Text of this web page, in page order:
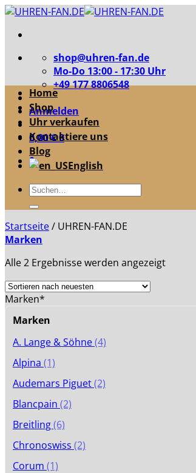
Zum
springen
shop@uhren-fan.de
Mo-Do 13:00 - 17:30 Uhr
+49 177 8806548
Anmelden
0,00€0
0
Home
Shop
Uhr verkaufen
Kontaktiere uns
Blog
English
Suche
nach:
Startseite/ UHREN-FAN.DE
Marken
Alle 2 Ergebnisse werden angezeigtNach
Marken*
Marken
A. Lange & Söhne(4)
Alpina (1)
Audemars Piguet(2)
Blancpain (2)
Breitling(6)
Chronoswiss (2)
Corum (1)